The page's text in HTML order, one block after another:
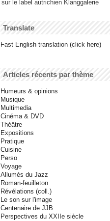
sur le label autrichien Klanggalerie
Translate
Fast English translation (click here)
Articles récents par thème
Humeurs & opinions
Musique
Multimedia
Cinéma & DVD
Théâtre
Expositions
Pratique
Cuisine
Perso
Voyage
Allumés du Jazz
Roman-feuilleton
Révélations (coll.)
Le son sur l'image
Centenaire de JJB
Perspectives du XXIIe siècle